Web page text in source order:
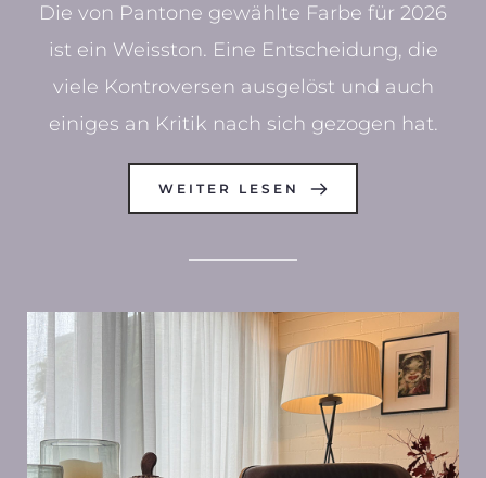
Die von Pantone gewählte Farbe für 2026
ist ein Weisston. Eine Entscheidung, die
viele Kontroversen ausgelöst und auch
einiges an Kritik nach sich gezogen hat.
WEITER LESEN